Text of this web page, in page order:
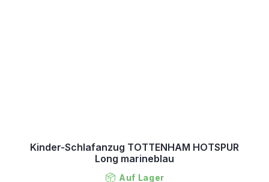
Kinder-Schlafanzug TOTTENHAM HOTSPUR
Long marineblau
Auf Lager